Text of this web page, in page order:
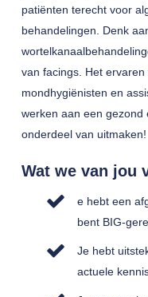
patiënten terecht voor
behandelingen. Denk
van facings. Het ervaren
mondhygiënisten en
werken aan een gezond
onderdeel van uitmaken!
Wat we van jou
e hebt een
bent BIG-
Je hebt
actuele